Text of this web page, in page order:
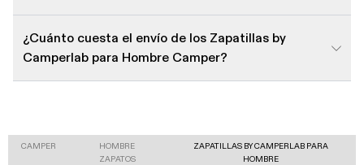
¿Cuánto cuesta el envío de los Zapatillas by
Camperlab para Hombre Camper?
CAMPER
HOMBRE
ZAPATOS
ZAPATILLAS BY CAMPERLAB PARA
HOMBRE